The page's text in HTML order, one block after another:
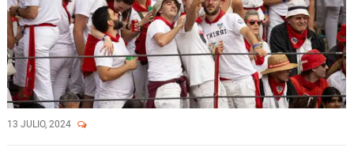
13 JULIO, 2024